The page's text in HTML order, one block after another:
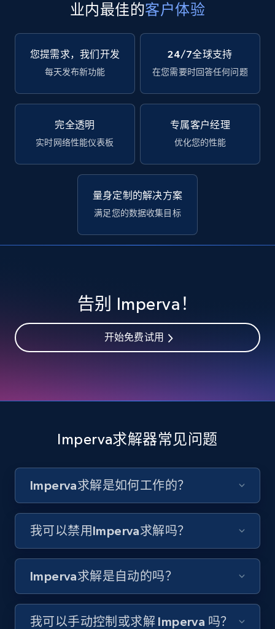
业内最佳的客户体验
您提需求，我们开发
每天发布新功能
24/7全球支持
在您需要时回答任何问题
完全透明
实时网络性能仪表板
专属客户经理
优化您的性能
量身定制的解决方案
满足您的数据收集目标
告别 Imperva！
开始免费试用
Imperva求解器常见问题
Imperva求解是如何工作的？
我可以禁用Imperva求解吗？
Imperva求解是自动的吗？
我可以手动控制或求解 Imperva 吗？